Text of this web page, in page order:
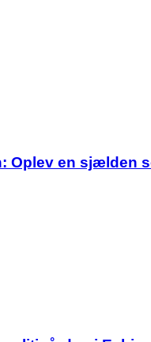
Oplev en sjælden